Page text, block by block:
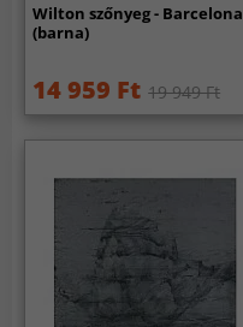
Wilton szőnyeg - Barcelona
(barna)
14 959 Ft 19 949 Ft